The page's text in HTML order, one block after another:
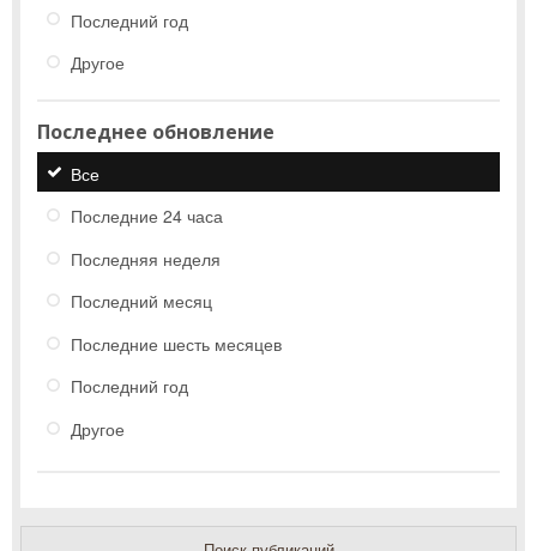
Последний год
Другое
Последнее обновление
Все
Последние 24 часа
Последняя неделя
Последний месяц
Последние шесть месяцев
Последний год
Другое